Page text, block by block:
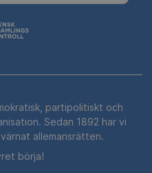
partipolitiskt och
Sedan 1892 har vi
allemansrätten.
börja!